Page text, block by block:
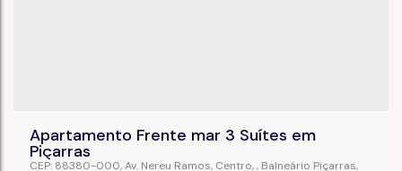
Apartamento Frente mar 3 Suítes em
Piçarras
CEP: 88380-000,Av. Nereu Ramos, Centro , Balneário Piçarras,